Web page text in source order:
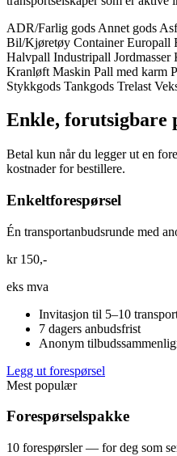
ADR/Farlig gods Annet gods
Bil/Kjøretøy ContainerEuropall
Halvpall Industripall Jordmasser
Kranløft Maskin Pall med karm
Stykkgods Tankgods Trelast
Enkle, forutsigbare
Betal kun når du legger ut en
kostnader for bestillere.
Enkeltforespørsel
Én transportanbudsrunde med
kr 150,-
eks mva
Invitasjon til 5–10
7 dagers anbudsfrist
Anonym
Legg ut forespørsel
Mest populær
Forespørselspakke
10 forespørsler — for deg som